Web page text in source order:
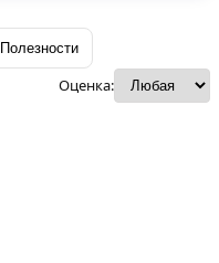
Полезности
Оценка: